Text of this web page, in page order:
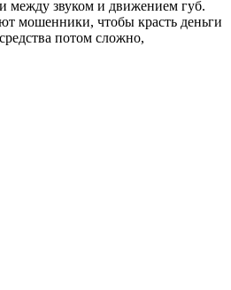
между звуком и движением губ.
мошенники, чтобы красть деньги
потом сложно,